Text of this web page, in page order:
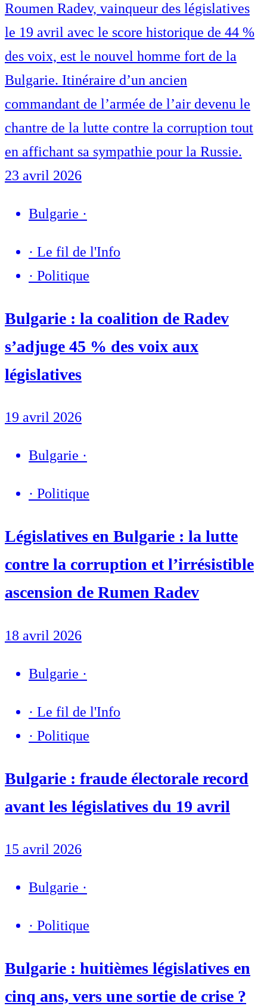
Roumen Radev, vainqueur des législatives
le 19 avril avec le score historique de 44 %
des voix, est le nouvel homme fort de la
Bulgarie. Itinéraire d’un ancien
commandant de l’armée de l’air devenu le
chantre de la lutte contre la corruption tout
en affichant sa sympathie pour la Russie.
23 avril 2026
Bulgarie ·
· Le fil de l'Info
· Politique
Bulgarie : la coalition de Radev
s’adjuge 45 % des voix aux
législatives
19 avril 2026
Bulgarie ·
· Politique
Législatives en Bulgarie : la lutte
contre la corruption et l’irrésistible
ascension de Rumen Radev
18 avril 2026
Bulgarie ·
· Le fil de l'Info
· Politique
Bulgarie : fraude électorale record
avant les législatives du 19 avril
15 avril 2026
Bulgarie ·
· Politique
Bulgarie : huitièmes législatives en
cinq ans, vers une sortie de crise ?